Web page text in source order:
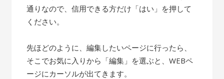
通りなので、信用できる方だけ「はい」を押して
ください。
先ほどのように、編集したいページに行ったら、
そこでお気に入りから「編集」を選ぶと、WEBペ
ージにカーソルが出てきます。